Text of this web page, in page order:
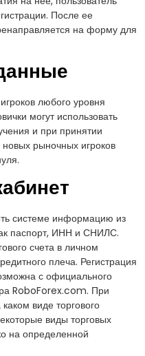
После ее
на форму для
любого уровня
могут использовать
и при принятии
рыночных игроков
системе информацию из
паспорт, ИНН и СНИЛС.
счета в личном
плеча. Регистрация
с официального
RoboForex.com. При
виде торгового
виды торговых
на определенной